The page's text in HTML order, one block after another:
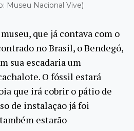
Museu Nacional Vive)
que já contava com o
no Brasil, o Bendegó,
sua escadaria um
O fóssil estará
que irá cobrir o pátio de
de instalação já foi
estarão